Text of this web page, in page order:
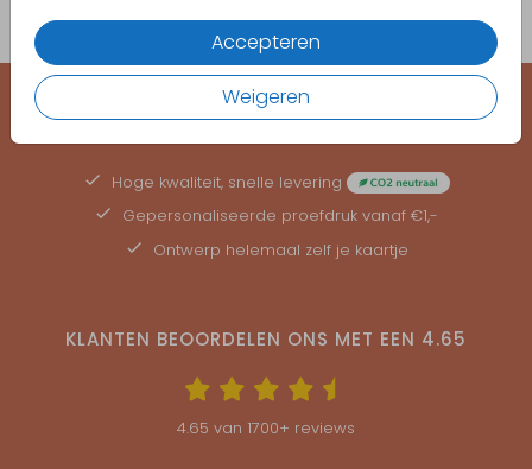
Accepteren
Weigeren
Hoge kwaliteit, snelle levering
Gepersonaliseerde proefdruk vanaf €1,-
Ontwerp helemaal zelf je kaartje
KLANTEN BEOORDELEN ONS MET EEN 4.65
4.65 van 1700+ reviews